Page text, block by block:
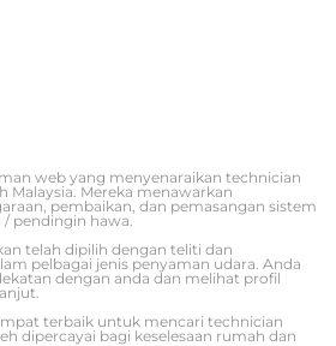
web yang menyenaraikan technician
Malaysia. Mereka menawarkan
pembaikan, dan pemasangan sistem
pendingin hawa.
telah dipilih dengan teliti dan
pelbagai jenis penyaman udara. Anda
dengan anda dan melihat profil
terbaik untuk mencari technician
dipercayai bagi keselesaan rumah dan